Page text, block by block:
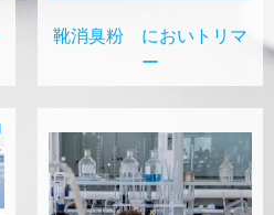
靴消臭粉 においトリマ
ー